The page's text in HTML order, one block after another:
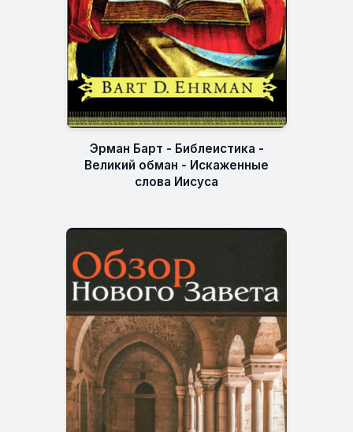
Эрман Барт - Библеистика -
Великий обман - Искаженные
слова Иисуса